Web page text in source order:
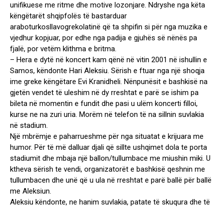
unifikuese me ritme dhe motive lozonjare. Ndryshe nga këta
këngëtarët shqipfolës të bastarduar
araboturkosllavogrekolatinë që ta shpifin si për nga muzika e
vjedhur kopjuar, por edhe nga padija e gjuhës së nënës pa
fjalë, por vetëm klithma e britma.
– Hera e dytë në koncert kam qënë në vitin 2001 në ishullin e
Samos, këndonte Hari Aleksiu. Sërish e ftuar nga një shoqja
ime greke këngëtare Evi Kranidheli. Nënpunësit e bashkisë na
gjetën vendet të uleshim në dy rreshtat e parë se ishim pa
bileta në momentin e fundit dhe pasi u ulëm koncerti filloi,
kurse ne na zuri uria. Morëm në telefon të na sillnin suvlakia
në stadium.
Një mbrëmje e paharrueshme për nga situatat e krijuara me
humor. Për të më dalluar djali që sillte ushqimet dola te porta
stadiumit dhe mbaja një ballon/tullumbace me miushin miki. U
ktheva sërish te vendi, organizatorët e bashkisë qeshnin me
tullumbacen dhe unë që u ula në rreshtat e parë ballë për ballë
me Aleksiun.
Aleksiu këndonte, ne hanim suvlakia, patate të skuqura dhe të